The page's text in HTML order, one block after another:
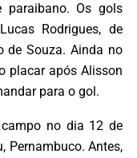
Os gols
Rodrigues, de
de Souza. Ainda no
placar após Alisson
para o gol.
no dia 12 de
Pernambuco. Antes,